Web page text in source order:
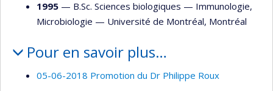
1995 — B.Sc. Sciences biologiques — Immunologie,
Microbiologie — Université de Montréal, Montréal
Pour en savoir plus…
05-06-2018 Promotion du Dr Philippe Roux